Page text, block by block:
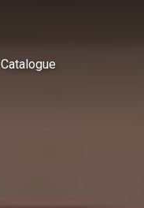
Catalogue